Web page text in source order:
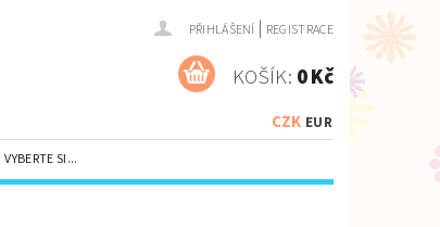
PŘIHLÁŠENÍ | REGISTRACE
CZK EUR
KOŠÍK: 0 Kč
VYBERTE SI...